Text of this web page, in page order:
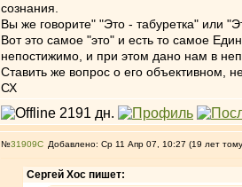
сознания.
Вы же говорите" "Это - табуретка" или
Вот это самое "это" и есть то самое
непостижимо, и при этом дано нам в
Ставить же вопрос о его объективном,
СХ
№31909 Добавлено: Ср 11 Апр 07, 10:27 (19 лет
Сергей Хос пишет: